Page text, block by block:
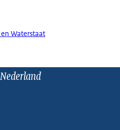
Waterstaat